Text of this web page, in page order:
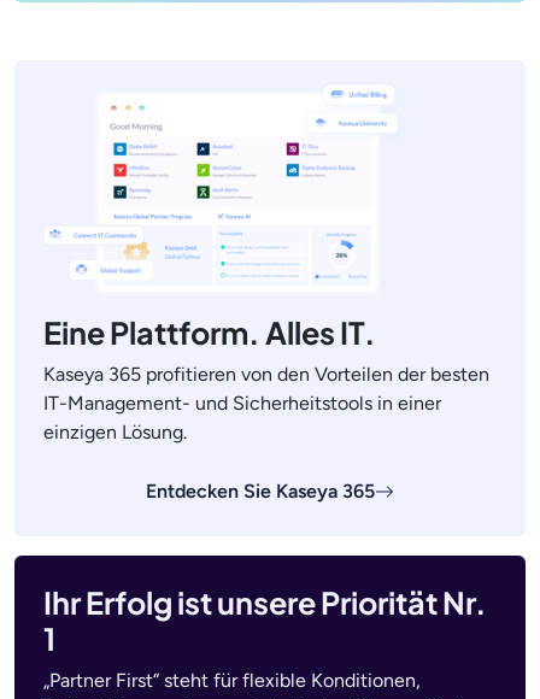
Eine Plattform. Alles IT.
Kaseya 365 profitieren von den Vorteilen der besten
IT-Management- und Sicherheitstools in einer
einzigen Lösung.
Entdecken Sie Kaseya 365
Ihr Erfolg ist unsere Priorität Nr.
1
„Partner First“ steht für flexible Konditionen,